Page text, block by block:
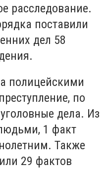
расследование.
поставили
дел 58
полицейскими
по
дела. Из
1 факт
Также
29 фактов